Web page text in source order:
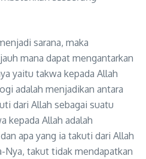
sarana, maka
mana dapat mengantarkan
yaitu takwa kepada Allah
adalah menjadikan antara
dari Allah sebagai suatu
kepada Allah adalah
apa yang ia takuti dari Allah
Nya, takut tidak mendapatkan